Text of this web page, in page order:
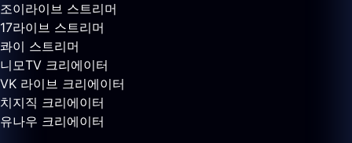
조이라이브 스트리머
17라이브 스트리머
콰이 스트리머
니모TV 크리에이터
VK 라이브 크리에이터
치지직 크리에이터
유나우 크리에이터